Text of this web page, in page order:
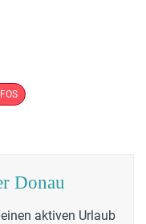
Donau
aktiven Urlaub